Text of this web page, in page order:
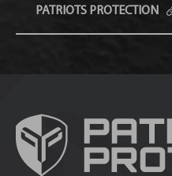
PATRIOTS PROTECTION